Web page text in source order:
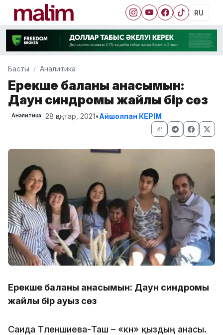
RU
Басты Аналитика
Ерекше баланың анасымын:
Даун синдромы жайлы бір сөз
Аналитика 28 қаңтар, 2021•Айшолпан КЕРІМ
Ерекше баланың анасымын: Даун синдромы
жайлы бір ауыз сөз
Саида Тленшиева-Таш – «күн» қыздың анасы.